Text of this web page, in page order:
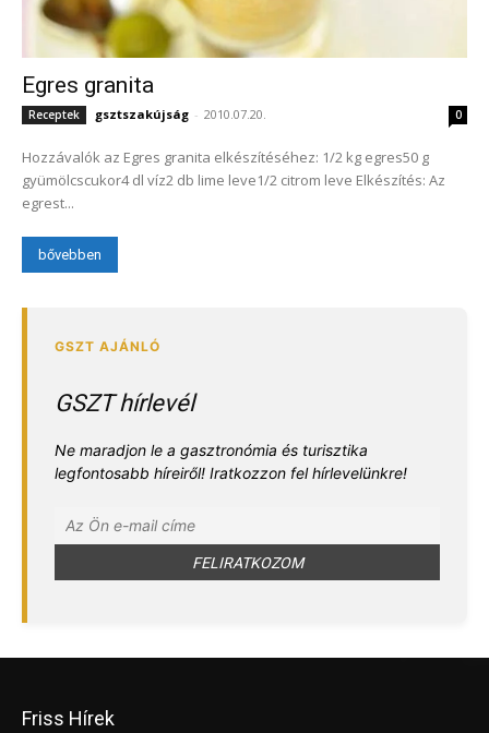
Egres granita
Receptek gsztszakújság - 2010.07.20. 0
Hozzávalók az Egres granita elkészítéséhez: 1/2 kg egres50 g
gyümölcscukor4 dl víz2 db lime leve1/2 citrom leve Elkészítés: Az
egrest...
bővebben
GSZT hírlevél
Ne maradjon le a gasztronómia és turisztika
legfontosabb híreiről! Iratkozzon fel hírlevelünkre!
Friss Hírek